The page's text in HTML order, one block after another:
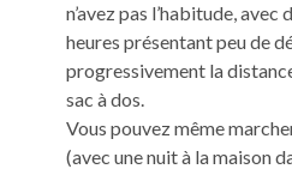
n’avez pas l’habitude,
heures présentant peu de
progressivement la
sac à dos.
Vous pouvez même
(avec une nuit à la maison